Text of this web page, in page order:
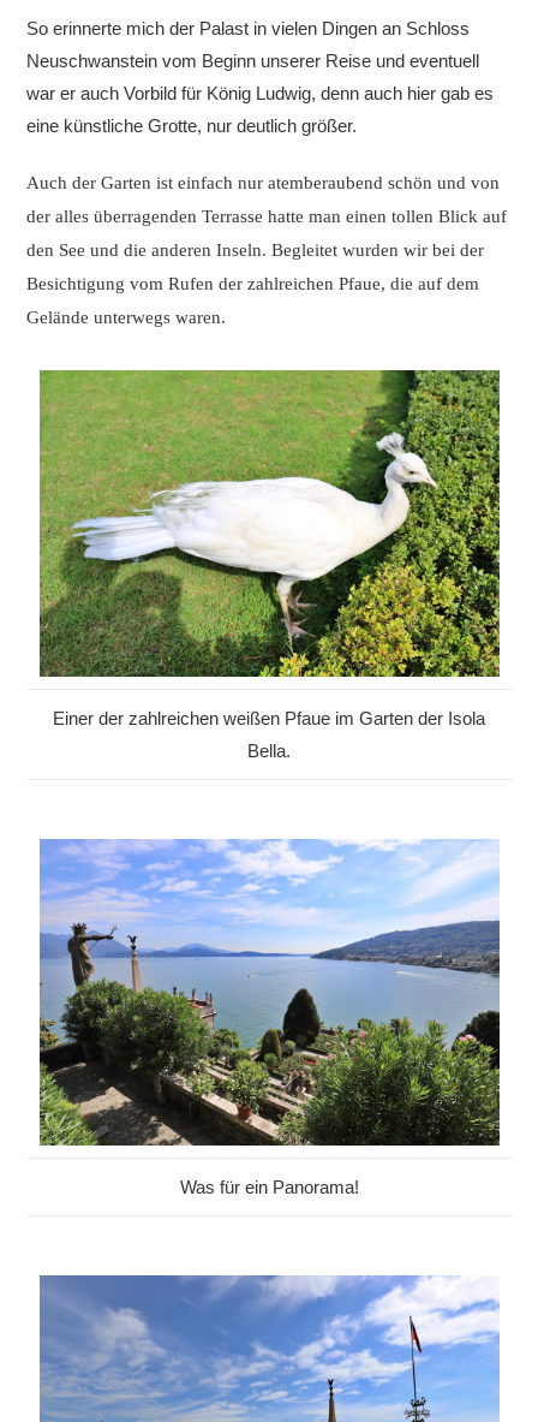
So erinnerte mich der Palast in vielen Dingen an Schloss
Neuschwanstein vom Beginn unserer Reise und eventuell
war er auch Vorbild für König Ludwig, denn auch hier gab es
eine künstliche Grotte, nur deutlich größer.
Auch der Garten ist einfach nur atemberaubend schön und von
der alles überragenden Terrasse hatte man einen tollen Blick auf
den See und die anderen Inseln. Begleitet wurden wir bei der
Besichtigung vom Rufen der zahlreichen Pfaue, die auf dem
Gelände unterwegs waren.
Einer der zahlreichen weißen Pfaue im Garten der Isola
Bella.
Was für ein Panorama!